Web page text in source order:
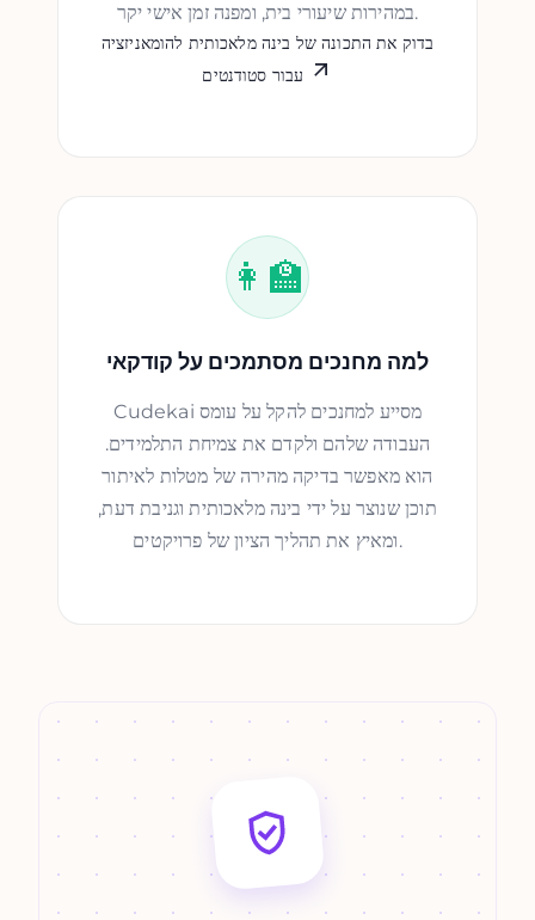
במהירות שיעורי בית, ומפנה זמן אישי יקר.
בדוק את התכונה של בינה מלאכותית להומאניזציה
עבור סטודנטים
👩‍🏫
למה מחנכים מסתמכים על קודקאי
Cudekai מסייע למחנכים להקל על עומס
העבודה שלהם ולקדם את צמיחת התלמידים.
הוא מאפשר בדיקה מהירה של מטלות לאיתור
תוכן שנוצר על ידי בינה מלאכותית וגניבת דעת,
ומאיץ את תהליך הציון של פרויקטים.